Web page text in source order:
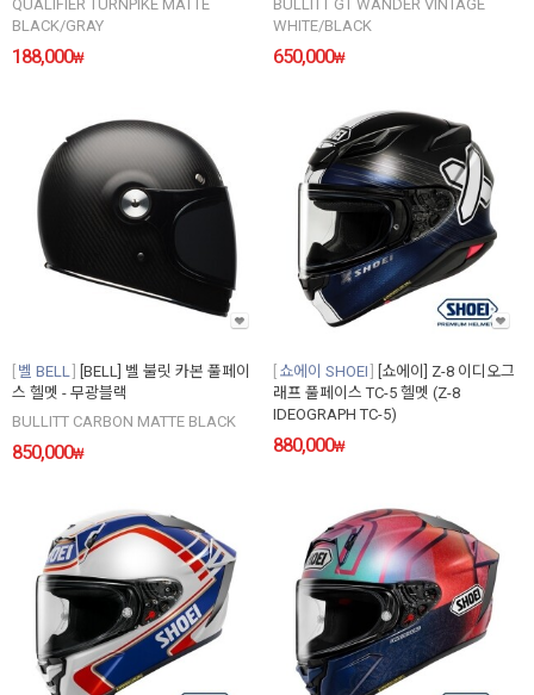
QUALIFIER TURNPIKE MATTE
BLACK/GRAY
188,000₩
BULLITT GT WANDER VINTAGE
WHITE/BLACK
650,000₩
벨 BELL
[BELL] 벨 불릿 카본 풀페이
스 헬멧 - 무광블랙
BULLITT CARBON MATTE BLACK
850,000₩
쇼에이 SHOEI
[쇼에이] Z-8 이디오그
래프 풀페이스 TC-5 헬멧 (Z-8
IDEOGRAPH TC-5)
880,000₩